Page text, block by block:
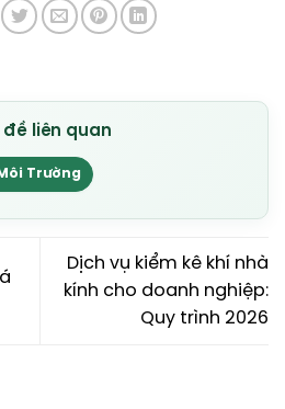
Trường
Dịch vụ kiểm kê khí nhà
kính cho doanh nghiệp:
Quy trình 2026